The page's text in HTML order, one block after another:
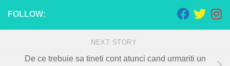
FOLLOW:
NEXT STORY
De ce trebuie sa tineti cont atunci cand urmariti un